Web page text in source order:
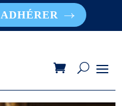
ADHÉRER